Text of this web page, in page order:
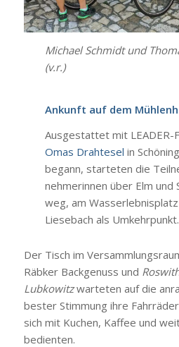
Micha­el Schmidt und
(v.r.)
Ankunft auf dem
Aus­ge­stat­tet mit LEA­DER-
Omas Draht­esel in
begann, star­te­ten die
neh­me­rin­nen über Elm
weg, am
Liesebach als Umkehr­punkt.
Der Tisch im
Räb­ker Back­ge­nuss und
Lub­ko­witzwar­te­ten auf die
bes­ter Stim­mung ihre
sich mit Kuchen, Kaf­fee und
bedien­ten.